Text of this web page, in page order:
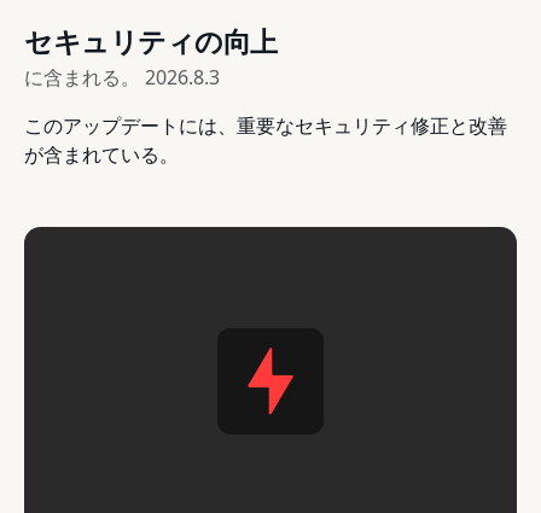
セキュリティの向上
に含まれる。 2026.8.3
このアップデートには、重要なセキュリティ修正と改善
が含まれている。